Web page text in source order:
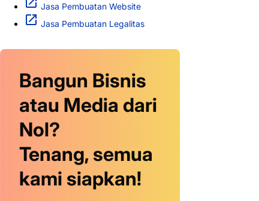
Jasa Pembuatan Website
Jasa Pembuatan Legalitas
Bangun Bisnis
atau Media dari
Nol?
Tenang, semua
kami siapkan!